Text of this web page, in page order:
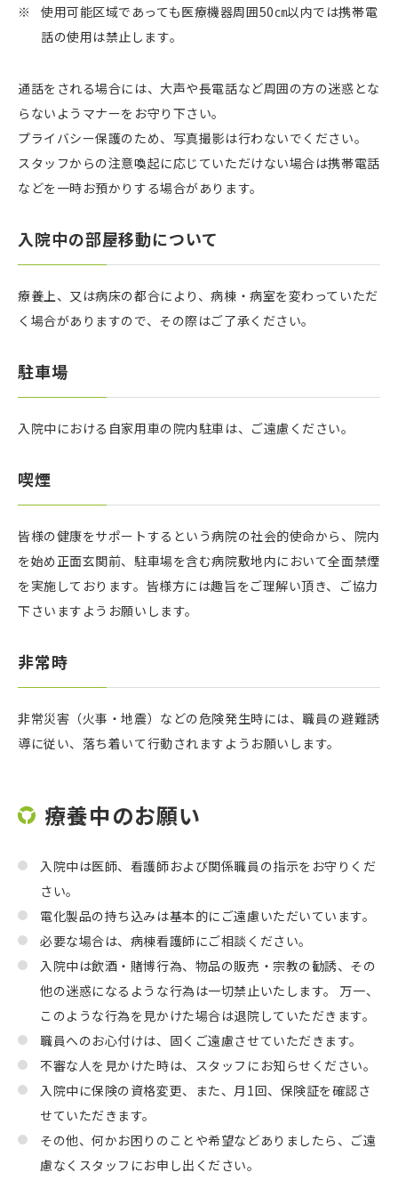
使用可能区域であっても医療機器周囲50㎝以内では携帯電
話の使用は禁止します。
通話をされる場合には、大声や長電話など周囲の方の迷惑とな
らないようマナーをお守り下さい。
プライバシー保護のため、写真撮影は行わないでください。
スタッフからの注意喚起に応じていただけない場合は携帯電話
などを一時お預かりする場合があります。
入院中の部屋移動について
療養上、又は病床の都合により、病棟・病室を変わっていただ
く場合がありますので、その際はご了承ください。
駐車場
入院中における自家用車の院内駐車は、ご遠慮ください。
喫煙
皆様の健康をサポートするという病院の社会的使命から、院内
を始め正面玄関前、駐車場を含む病院敷地内において全面禁煙
を実施しております。皆様方には趣旨をご理解い頂き、ご協力
下さいますようお願いします。
非常時
非常災害（火事・地震）などの危険発生時には、職員の避難誘
導に従い、落ち着いて行動されますようお願いします。
療養中のお願い
入院中は医師、看護師および関係職員の指示をお守りくだ
さい。
電化製品の持ち込みは基本的にご遠慮いただいています。
必要な場合は、病棟看護師にご相談ください。
入院中は飲酒・賭博行為、物品の販売・宗教の勧誘、その
他の迷惑になるような行為は一切禁止いたします。 万一、
このような行為を見かけた場合は退院していただきます。
職員へのお心付けは、固くご遠慮させていただきます。
不審な人を見かけた時は、スタッフにお知らせください。
入院中に保険の資格変更、また、月1回、保険証を確認さ
せていただきます。
その他、何かお困りのことや希望などありましたら、ご遠
慮なくスタッフにお申し出ください。